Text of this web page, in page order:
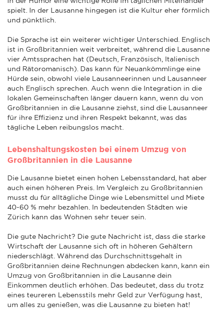
spielt. In der Lausanne hingegen ist die Kultur eher förmlich
und pünktlich.
Die Sprache ist ein weiterer wichtiger Unterschied. Englisch
ist in Großbritannien weit verbreitet, während die Lausanne
vier Amtssprachen hat (Deutsch, Französisch, Italienisch
und Rätoromanisch). Das kann für Neuankömmlinge eine
Hürde sein, obwohl viele Lausanneerinnen und Lausanneer
auch Englisch sprechen. Auch wenn die Integration in die
lokalen Gemeinschaften länger dauern kann, wenn du von
Großbritannien in die Lausanne ziehst, sind die Lausanneer
für ihre Effizienz und ihren Respekt bekannt, was das
tägliche Leben reibungslos macht.
Lebenshaltungskosten bei einem Umzug von
Großbritannien in die Lausanne
Die Lausanne bietet einen hohen Lebensstandard, hat aber
auch einen höheren Preis. Im Vergleich zu Großbritannien
musst du für alltägliche Dinge wie Lebensmittel und Miete
40-60 % mehr bezahlen. In bedeutenden Städten wie
Zürich kann das Wohnen sehr teuer sein.
Die gute Nachricht? Die gute Nachricht ist, dass die starke
Wirtschaft der Lausanne sich oft in höheren Gehältern
niederschlägt. Während das Durchschnittsgehalt in
Großbritannien deine Rechnungen abdecken kann, kann ein
Umzug von Großbritannien in die Lausanne dein
Einkommen deutlich erhöhen. Das bedeutet, dass du trotz
eines teureren Lebensstils mehr Geld zur Verfügung hast,
um alles zu genießen, was die Lausanne zu bieten hat!